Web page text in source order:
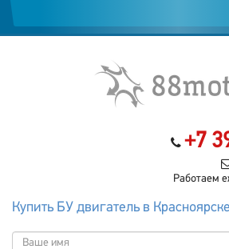
+7
Работаем
Купить БУ двигатель в Красноярске